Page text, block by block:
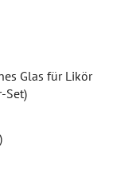
Glas für Likör
Set)